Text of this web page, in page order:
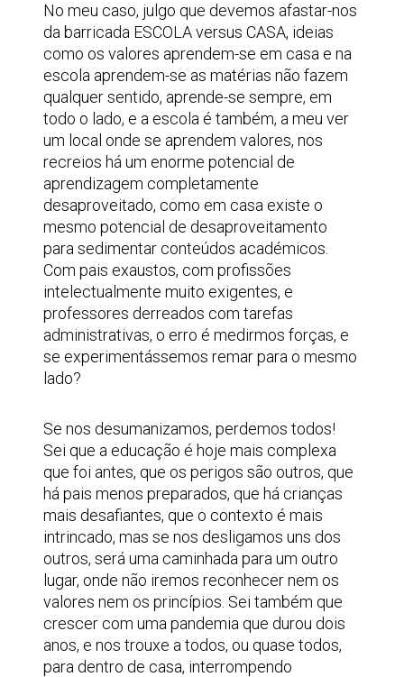
No meu caso, julgo que devemos afastar-nos
da barricada ESCOLA versus CASA, ideias
como os valores aprendem-se em casa e na
escola aprendem-se as matérias não fazem
qualquer sentido, aprende-se sempre, em
todo o lado, e a escola é também, a meu ver
um local onde se aprendem valores, nos
recreios há um enorme potencial de
aprendizagem completamente
desaproveitado, como em casa existe o
mesmo potencial de desaproveitamento
para sedimentar conteúdos académicos.
Com pais exaustos, com profissões
intelectualmente muito exigentes, e
professores derreados com tarefas
administrativas, o erro é medirmos forças, e
se experimentássemos remar para o mesmo
lado?
Se nos desumanizamos, perdemos todos!
Sei que a educação é hoje mais complexa
que foi antes, que os perigos são outros, que
há pais menos preparados, que há crianças
mais desafiantes, que o contexto é mais
intrincado, mas se nos desligamos uns dos
outros, será uma caminhada para um outro
lugar, onde não iremos reconhecer nem os
valores nem os princípios. Sei também que
crescer com uma pandemia que durou dois
anos, e nos trouxe a todos, ou quase todos,
para dentro de casa, interrompendo